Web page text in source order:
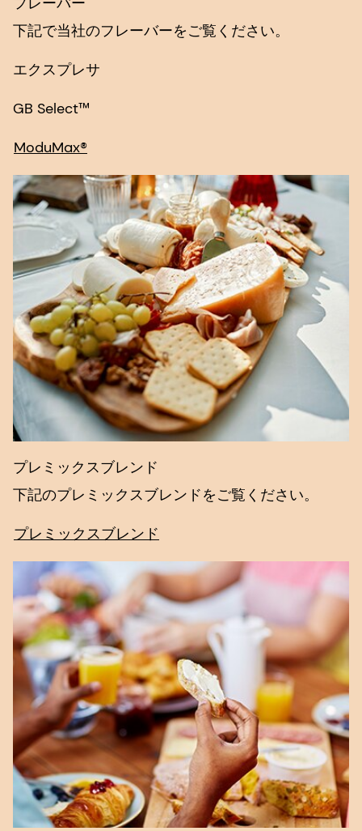
下記で当社のフレーバーをご覧ください。
エクスプレサ
GB Select™
ModuMax®
プレミックスブレンド
下記のプレミックスブレンドをご覧ください。
プレミックスブレンド